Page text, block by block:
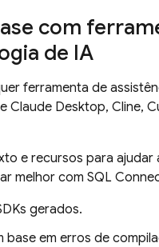
com
de IA
ferramenta de
Claude Desktop, Cline,
e recursos para ajudar
melhor com SQL
gerados.
base em erros de